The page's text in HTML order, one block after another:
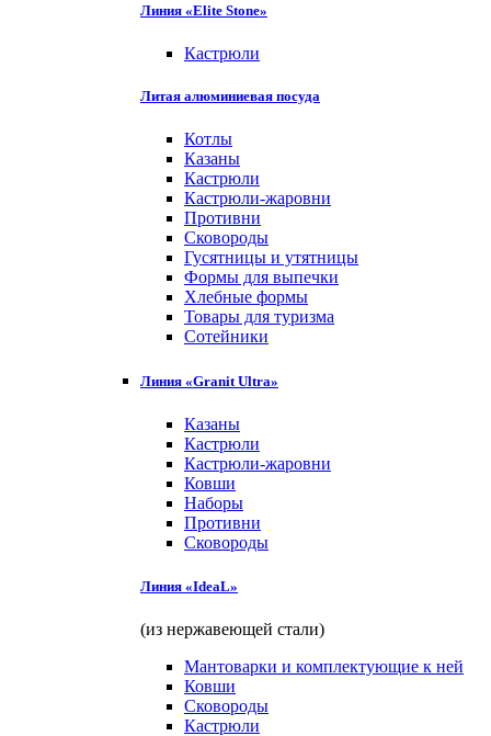
Линия «Elite Stone»
Кастрюли
Литая алюминиевая посуда
Котлы
Казаны
Кастрюли
Кастрюли-жаровни
Противни
Сковороды
Гусятницы и утятницы
Формы для выпечки
Хлебные формы
Товары для туризма
Сотейники
Линия «Granit Ultra»
Казаны
Кастрюли
Кастрюли-жаровни
Ковши
Наборы
Противни
Сковороды
Линия «IdeaL»
(из нержавеющей стали)
Мантоварки и комплектующие к ней
Ковши
Сковороды
Кастрюли